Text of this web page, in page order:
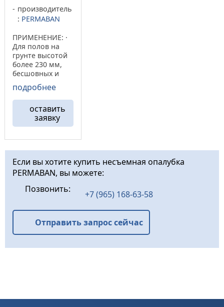
производитель
: PERMABAN
ПРИМЕНЕНИЕ: ·
Для полов на
грунте высотой
более 230 мм,
бесшовных и
раздельных,
армированных
стальными
прутьями или
сеткой, либо
установленных
подвергающихся
большим
раскрытии
ого ...
подробнее
оставить
заявку
Если вы хотите купить несъемная опалубка
PERMABAN, вы можете:
Позвонить:
+7 (965) 168-63-58
Отправить запрос сейчас